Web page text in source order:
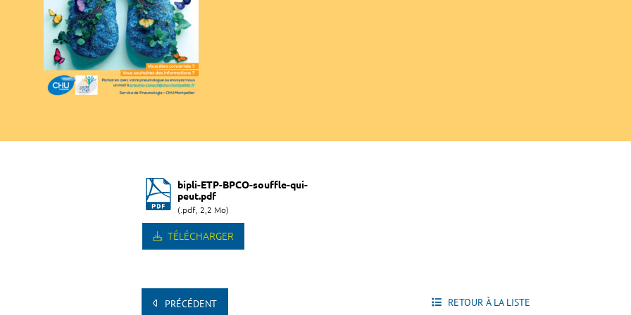
bipli-ETP-BPCO-souffle-qui-
peut.pdf
(.pdf, 2,2 Mo)
TÉLÉCHARGER
PRÉCÉDENT RETOUR À LA LISTE